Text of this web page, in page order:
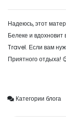
Надеюсь, этот
Белеке и
Travel. Если вам
Приятного отдыха!
Категории блога